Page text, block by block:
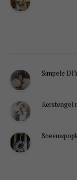
Simpele
Kerstengel